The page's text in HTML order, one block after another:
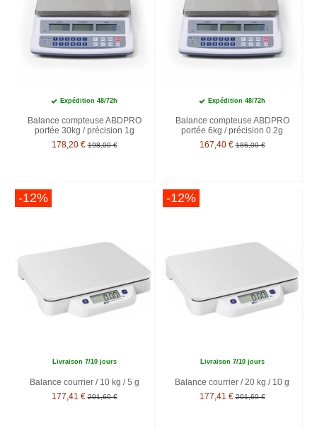
Expédition 48/72h
Balance compteuse ABDPRO
portée 30kg / précision 1g
178,20 € 198,00 €
Expédition 48/72h
Balance compteuse ABDPRO
portée 6kg / précision 0.2g
167,40 € 186,00 €
-12%
Livraison 7/10 jours
Balance courrier / 10 kg / 5 g
177,41 € 201,60 €
-12%
Livraison 7/10 jours
Balance courrier / 20 kg / 10 g
177,41 € 201,60 €